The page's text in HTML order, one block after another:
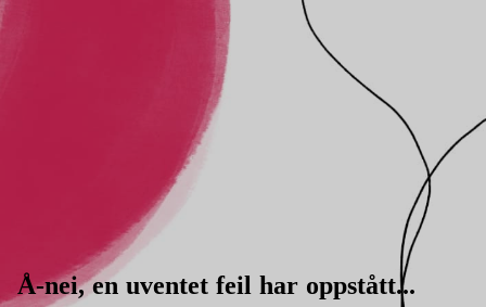
Å-nei, en uventet feil har oppstått...